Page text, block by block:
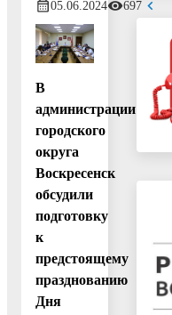
05.06.2024 697
В
администрации
городского
округа
Воскресенск
обсудили
подготовку
к
предстоящему
празднованию
Дня